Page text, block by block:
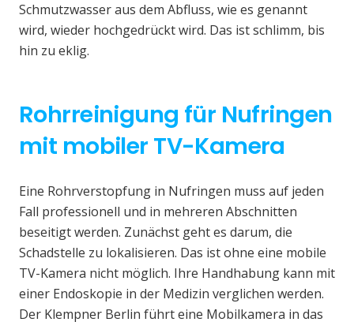
Schmutzwasser aus dem Abfluss, wie es genannt
wird, wieder hochgedrückt wird. Das ist schlimm, bis
hin zu eklig.
Rohrreinigung für Nufringen
mit mobiler TV-Kamera
Eine Rohrverstopfung in Nufringen muss auf jeden
Fall professionell und in mehreren Abschnitten
beseitigt werden. Zunächst geht es darum, die
Schadstelle zu lokalisieren. Das ist ohne eine mobile
TV-Kamera nicht möglich. Ihre Handhabung kann mit
einer Endoskopie in der Medizin verglichen werden.
Der Klempner Berlin führt eine Mobilkamera in das